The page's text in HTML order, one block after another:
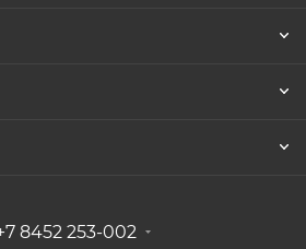
8452 253-002